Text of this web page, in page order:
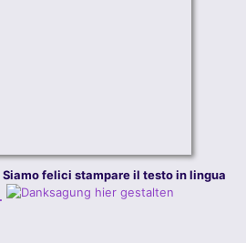
Siamo felici stampare il testo in lingua